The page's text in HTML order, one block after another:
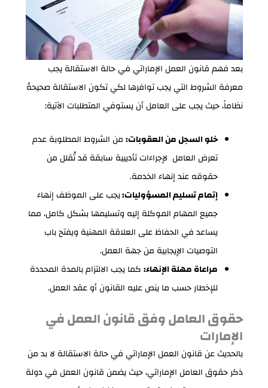
بعد فهم قانون العمل الإماراتي في حالة الاستقالة يجب
معرفة الشروط التي يجب توافرها لكي تكون الاستقالة صحيحةً
نظاماً، حيث يجب على العامل أن يستوفي المتطلبات الآتية:
خلو السجل من العقوبات:من الشروط المطلوبة عدم
تعرض العامل لإجراءات تأديبية سابقة قد تُقلل من
حقوقه عند إنهاء الخدمة.
إتمام تسليم المسؤوليات:يجب على الموظف إنهاء
جميع المهام الموكلة إليه وتسليمها بشكل كامل، مما
يساعد في الحفاظ على العلاقة المهنية ويفتح باب
التوصيات الإيجابية من جهة العمل.
مراعاة مهلة الإنهاء:كما يجب الالتزام بالمدة المحددة
للإخطار حسب ما ينص عليه القانون أو عقد العمل.
حقوق العامل وفق قانون العمل في
الإمارات
بالحديث عن قانون العمل الإماراتي في حالة الاستقالة لا بد من
ذكر حقوق العامل الإماراتي، حيث يضمن قانون العمل في دولة